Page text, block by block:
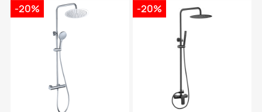
-20% -20%